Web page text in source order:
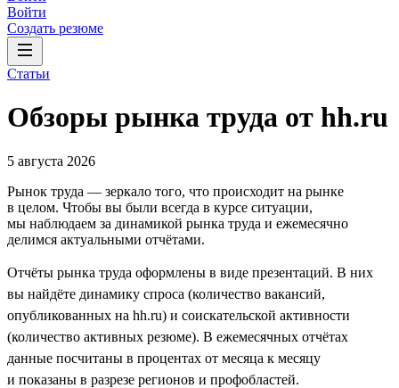
Войти
Создать резюме
Статьи
Обзоры рынка труда от hh.ru
5 августа 2026
Рынок труда — зеркало того, что происходит на рынке
в целом. Чтобы вы были всегда в курсе ситуации,
мы наблюдаем за динамикой рынка труда и ежемесячно
делимся актуальными отчётами.
Отчёты рынка труда оформлены в виде презентаций. В них
вы найдёте динамику спроса (количество вакансий,
опубликованных на hh.ru) и соискательской активности
(количество активных резюме). В ежемесячных отчётах
данные посчитаны в процентах от месяца к месяцу
и показаны в разрезе регионов и профобластей.